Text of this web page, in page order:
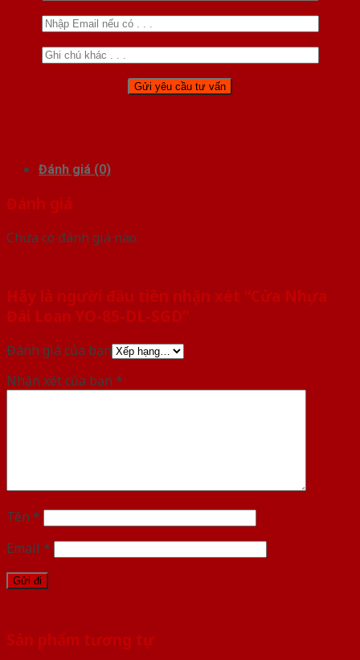
Đánh giá (0)
Đánh giá
Chưa có đánh giá nào.
Hãy là người đầu tiên nhận xét “Cửa Nhựa
Đài Loan YO-85-DL-SGD”
Đánh giá của bạn
Nhận xét của bạn *
Tên *
Email *
Sản phẩm tương tự